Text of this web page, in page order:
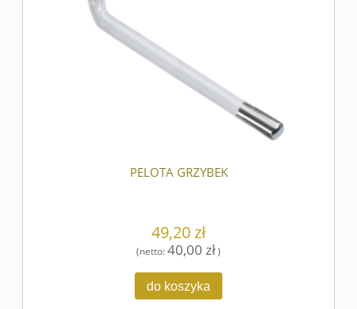
PELOTA GRZYBEK
49,20 zł
(netto:40,00 zł)
do koszyka